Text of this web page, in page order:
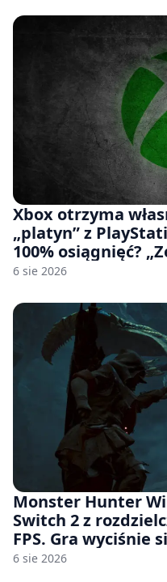
Xbox otrzyma
„platyn” z
100% osiągnięć?
czymś, co ma się
6 sie 2026
Monster Hunter
Switch 2 z
FPS. Gra wyciśnie
6 sie 2026